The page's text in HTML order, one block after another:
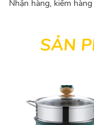
Nhận hàng, kiểm
SẢN